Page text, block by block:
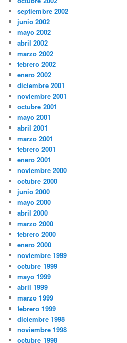
septiembre 2002
junio 2002
mayo 2002
abril 2002
marzo 2002
febrero 2002
enero 2002
diciembre 2001
noviembre 2001
octubre 2001
mayo 2001
abril 2001
marzo 2001
febrero 2001
enero 2001
noviembre 2000
octubre 2000
junio 2000
mayo 2000
abril 2000
marzo 2000
febrero 2000
enero 2000
noviembre 1999
octubre 1999
mayo 1999
abril 1999
marzo 1999
febrero 1999
diciembre 1998
noviembre 1998
octubre 1998